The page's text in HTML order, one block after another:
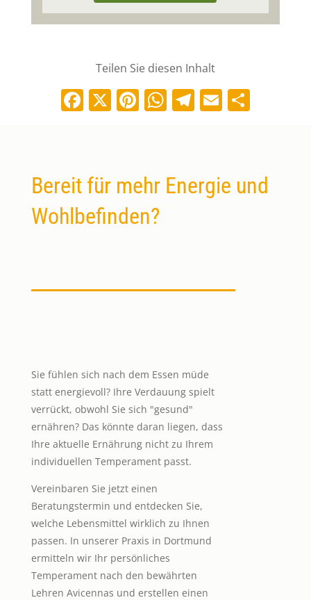
Teilen Sie diesen Inhalt
Facebook
X Pinterest
WhatsApp
Telegram
Email
Bereit für mehr Energie und
Wohlbefinden?
Sie fühlen sich nach dem Essen müde
statt energievoll? Ihre Verdauung spielt
verrückt, obwohl Sie sich "gesund"
ernähren? Das könnte daran liegen, dass
Ihre aktuelle Ernährung nicht zu Ihrem
individuellen Temperament passt.
Vereinbaren Sie jetzt einen
Beratungstermin und entdecken Sie,
welche Lebensmittel wirklich zu Ihnen
passen. In unserer Praxis in Dortmund
ermitteln wir Ihr persönliches
Temperament nach den bewährten
Lehren Avicennas und erstellen einen